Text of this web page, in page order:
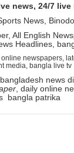
news, 24/7 live
News, Binodon
All English
Headlines,
newspapers,
media, bangla live tv
, bangladesh news
, daily online
bangla patrika